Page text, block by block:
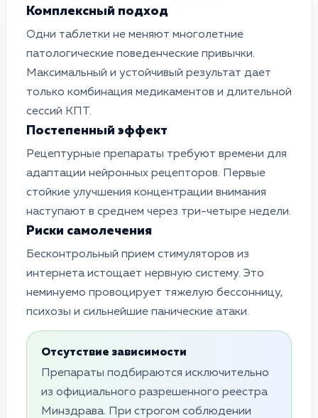
Комплексный подход
Одни таблетки не меняют многолетние
патологические поведенческие привычки.
Максимальный и устойчивый результат дает
только комбинация медикаментов и длительной
сессий КПТ.
Постепенный эффект
Рецептурные препараты требуют времени для
адаптации нейронных рецепторов. Первые
стойкие улучшения концентрации внимания
наступают в среднем через три-четыре недели.
Риски самолечения
Бесконтрольный прием стимуляторов из
интернета истощает нервную систему. Это
неминуемо провоцирует тяжелую бессонницу,
психозы и сильнейшие панические атаки.
Отсутствие зависимости
Препараты подбираются исключительно
из официального разрешенного реестра
Минздрава. При строгом соблюдении